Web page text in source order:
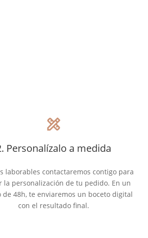
design_services
Personalízalo a medida
laborables contactaremos contigo para
la personalización de tu pedido. En un
de 48h, te enviaremos un boceto digital
con el resultado final.